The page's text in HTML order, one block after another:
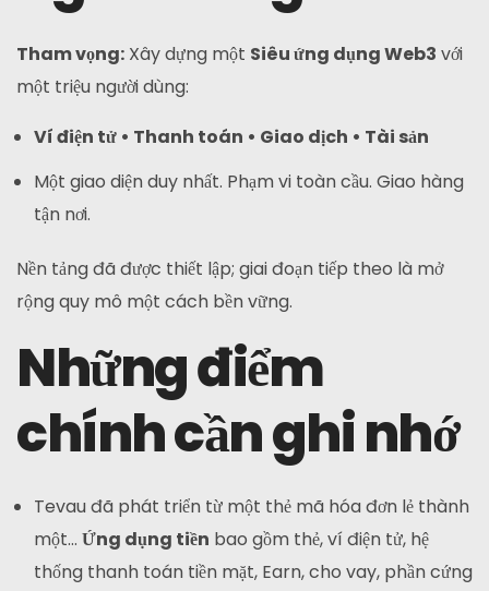
Tham vọng: Xây dựng một Siêu ứng dụng Web3 với
một triệu người dùng:
Ví điện tử • Thanh toán • Giao dịch • Tài sản
Một giao diện duy nhất. Phạm vi toàn cầu. Giao hàng
tận nơi.
Nền tảng đã được thiết lập; giai đoạn tiếp theo là mở
rộng quy mô một cách bền vững.
Những điểm
chính cần ghi nhớ
Tevau đã phát triển từ một thẻ mã hóa đơn lẻ thành
một... Ứng dụng tiền bao gồm thẻ, ví điện tử, hệ
thống thanh toán tiền mặt, Earn, cho vay, phần cứng